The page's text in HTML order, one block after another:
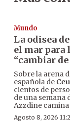
Mundo
La odisea
el mar para
“cambiar
Sobre la arena
española de
cientos de
de una semana
Azzdine
Agosto 8, 2026